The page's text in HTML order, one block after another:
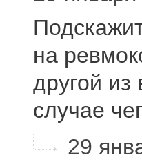
на
другой
случае
29